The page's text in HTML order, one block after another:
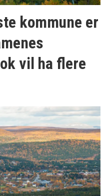
kommune er
vil ha flere